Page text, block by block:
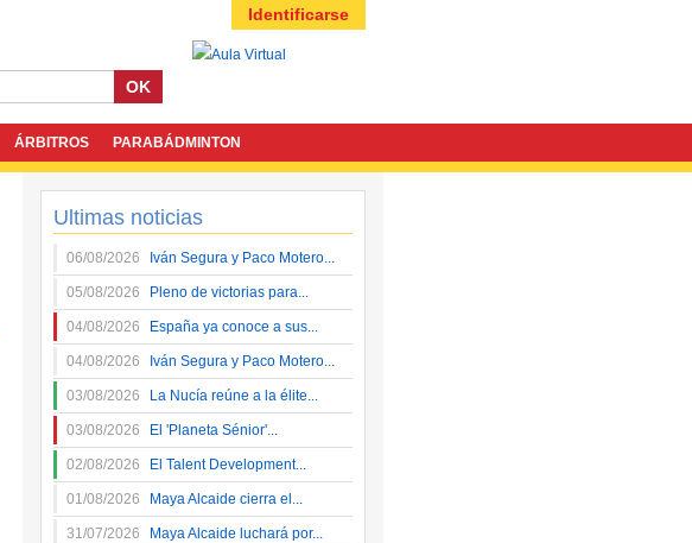
Identificarse
OK
ÁRBITROS PARABÁDMINTON
Ultimas noticias
06/08/2026 Iván Segura y Paco Motero...
05/08/2026 Pleno de victorias para...
04/08/2026 España ya conoce a sus...
04/08/2026 Iván Segura y Paco Motero...
03/08/2026 La Nucía reúne a la élite...
03/08/2026 El 'Planeta Sénior'...
02/08/2026 El Talent Development...
01/08/2026 Maya Alcaide cierra el...
31/07/2026 Maya Alcaide luchará por...